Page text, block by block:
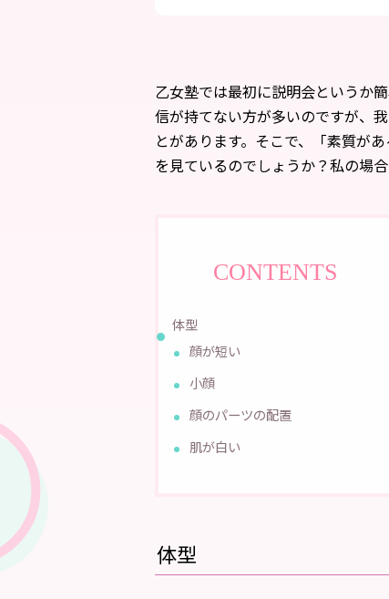
乙女塾では最初に説明会というか
信が持てない方が多いのですが、
とがあります。そこで、「素質が
を見ているのでしょうか？私の場合
CONTENTS
体型
顔が短い
小顔
顔のパーツの配置
肌が白い
体型